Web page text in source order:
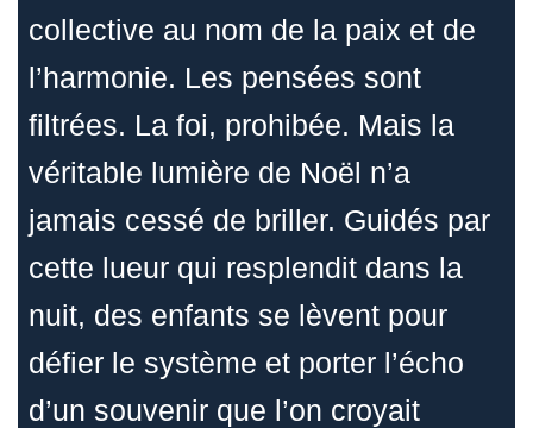
collective au nom de la paix et de
l’harmonie. Les pensées sont
filtrées. La foi, prohibée. Mais la
véritable lumière de Noël n’a
jamais cessé de briller. Guidés par
cette lueur qui resplendit dans la
nuit, des enfants se lèvent pour
défier le système et porter l’écho
d’un souvenir que l’on croyait